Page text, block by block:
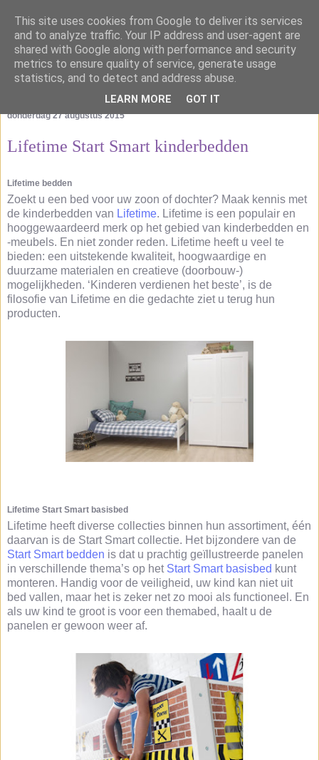
donderdag 27 augustus 2015
Lifetime Start Smart kinderbedden
Lifetime bedden
Zoekt u een bed voor uw zoon of dochter? Maak kennis met
de kinderbedden van Lifetime. Lifetime is een populair en
hooggewaardeerd merk op het gebied van kinderbedden en
-meubels. En niet zonder reden. Lifetime heeft u veel te
bieden: een uitstekende kwaliteit, hoogwaardige en
duurzame materialen en creatieve (doorbouw-)
mogelijkheden. ‘Kinderen verdienen het beste’, is de
filosofie van Lifetime en die gedachte ziet u terug hun
producten.
Lifetime Start Smart basisbed
Lifetime heeft diverse collecties binnen hun assortiment, één
daarvan is de Start Smart collectie. Het bijzondere van de
Start Smart bedden is dat u prachtig geïllustreerde panelen
in verschillende thema’s op het Start Smart basisbed kunt
monteren. Handig voor de veiligheid, uw kind kan niet uit
bed vallen, maar het is zeker net zo mooi als functioneel. En
als uw kind te groot is voor een themabed, haalt u de
panelen er gewoon weer af.
This site uses cookies from Google to deliver its services
and to analyze traffic. Your IP address and user-agent are
shared with Google along with performance and security
metrics to ensure quality of service, generate usage
statistics, and to detect and address abuse.
LEARN MORE GOT IT